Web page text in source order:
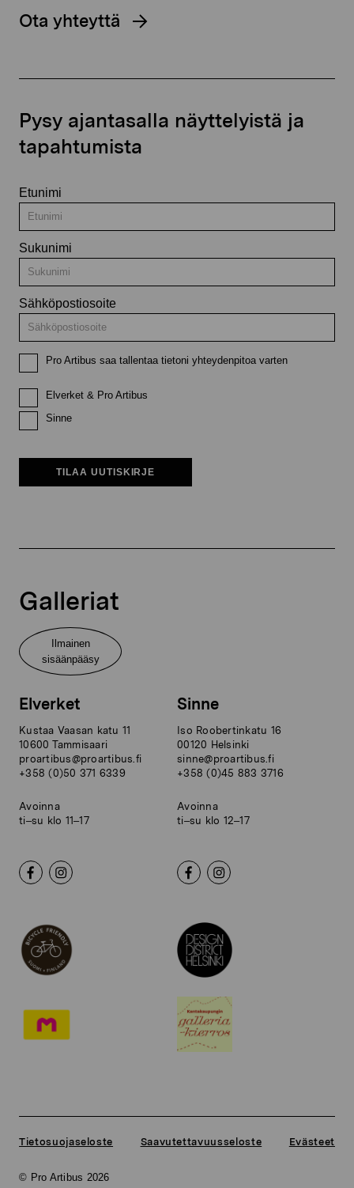
Ota yhteyttä
Pysy ajantasalla näyttelyistä ja
tapahtumista
Etunimi
Sukunimi
Sähköpostiosoite
Pro Artibus saa tallentaa tietoni yhteydenpitoa varten
Elverket & Pro Artibus
Sinne
TILAA UUTISKIRJE
Galleriat
Ilmainen
sisäänpääsy
Elverket
Kustaa Vaasan katu 11
10600 Tammisaari
proartibus@proartibus.fi
+358 (0)50 371 6339
Avoinna
ti–su klo 11–17
Sinne
Iso Roobertinkatu 16
00120 Helsinki
sinne@proartibus.fi
+358 (0)45 883 3716
Avoinna
ti–su klo 12–17
© Pro Artibus 2026
Tietosuojaseloste Saavutettavuusseloste Evästeet